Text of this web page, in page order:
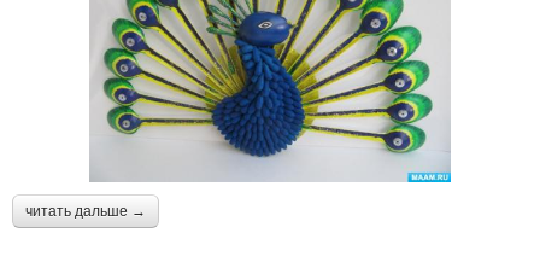
читать дальше →